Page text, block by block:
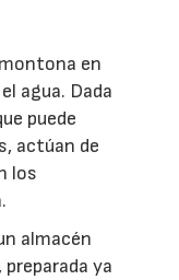
en
agua. Dada
puede
actúan de
los
almacén
ya